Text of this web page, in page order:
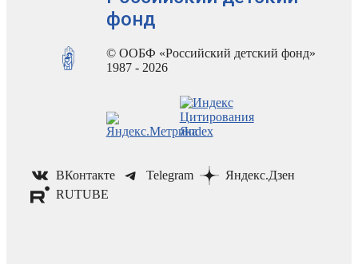
фонд
© ООБФ «Российский детский фонд»
1987 - 2026
ВКонтакте Telegram
Яндекс.Дзен
RUTUBE